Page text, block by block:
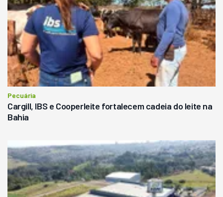
Pecuária
Cargill, IBS e Cooperleite fortalecem cadeia do leite na
Bahia